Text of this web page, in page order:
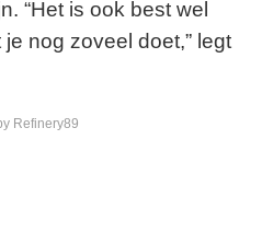
“Het is ook best wel
nog zoveel doet,” legt
Refinery89